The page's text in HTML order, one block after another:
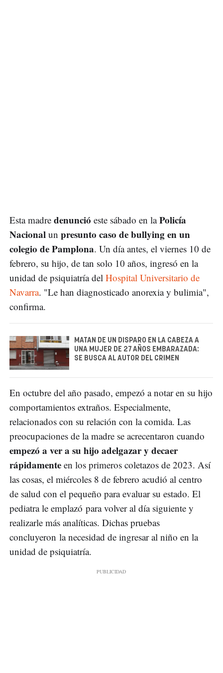
Esta madre denunció este sábado en laPolicía
Nacional un presunto caso de bullying en un
colegio de Pamplona. Un día antes, el viernes 10 de
febrero, su hijo, de tan solo 10 años, ingresó en la
unidad de psiquiatría del Hospital Universitario de
Navarra. "Le han diagnosticado anorexia y bulimia",
confirma.
MATAN DE UN DISPARO EN LA CABEZA A
UNA MUJER DE 27 AÑOS EMBARAZADA:
SE BUSCA AL AUTOR DEL CRIMEN
En octubre del año pasado, empezó a notar en su hijo
comportamientos extraños. Especialmente,
relacionados con su relación con la comida. Las
preocupaciones de la madre se acrecentaron cuando
empezó a ver a su hijo adelgazar y decaer
rápidamente en los primeros coletazos de 2023. Así
las cosas, el miércoles 8 de febrero acudió al centro
de salud con el pequeño para evaluar su estado. El
pediatra le emplazó para volver al día siguiente y
realizarle más analíticas. Dichas pruebas
concluyeron la necesidad de ingresar al niño en la
unidad de psiquiatría.